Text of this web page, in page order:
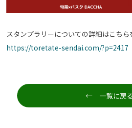
スタンプラリーについての詳細はこちら
https://toretate-sendai.com/?p=2417
← 一覧に戻る